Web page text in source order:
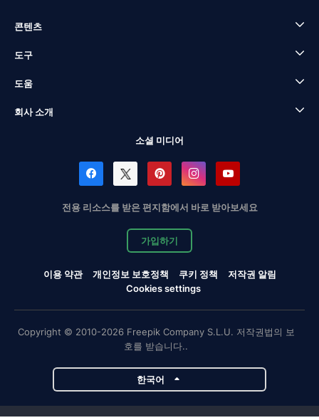
콘텐츠
도구
도움
회사 소개
소셜 미디어
전용 리소스를 받은 편지함에서 바로 받아보세요
가입하기
이용 약관 개인정보 보호정책 쿠키 정책
저작권 알림
Cookies settings
Copyright © 2010-2026 Freepik Company S.L.U. 저작권법의 보
호를 받습니다..
한국어